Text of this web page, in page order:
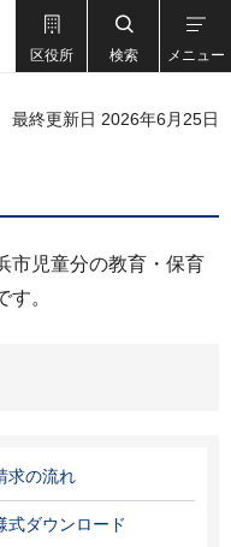
区役所 検索 メニュー
最終更新日 2026年6月25日
市児童分の教育・保育
。
求の流れ
式ダウンロード